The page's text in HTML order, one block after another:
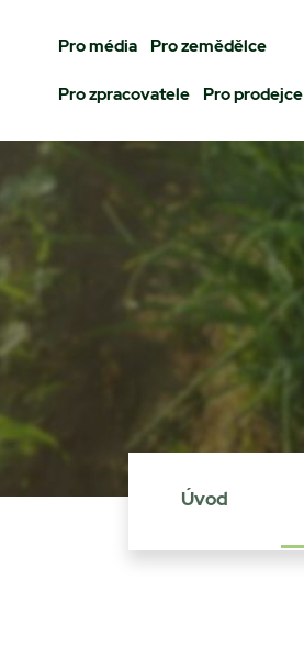
Pro média Pro zemědělce
Pro zpracovatele Pro prodejce
Úvod